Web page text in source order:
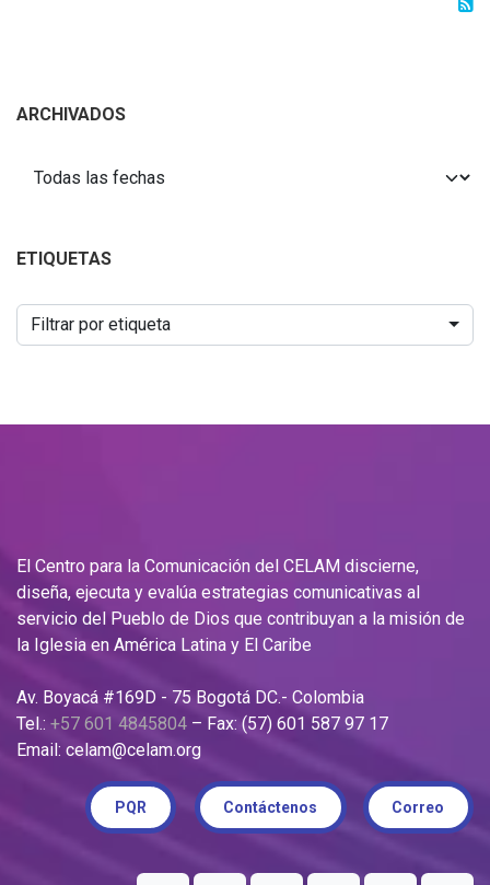
ARCHIVADOS
ETIQUETAS
Filtrar por etiqueta
El Centro para la Comunicación del CELAM discierne,
diseña, ejecuta y evalúa estrategias comunicativas al
servicio del Pueblo de Dios que contribuyan a la misión de
la Iglesia en América Latina y El Caribe
Av. Boyacá #169D - 75 Bogotá DC.- Colombia
Tel.: +57 601 4845804 – Fax: (57) 601 587 97 17
Email: celam@celam.org
PQR Contáctenos Correo